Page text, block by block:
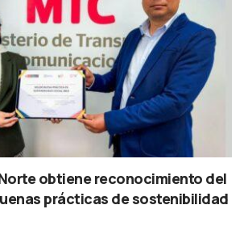
obtiene reconocimiento del
prácticas de sostenibilidad